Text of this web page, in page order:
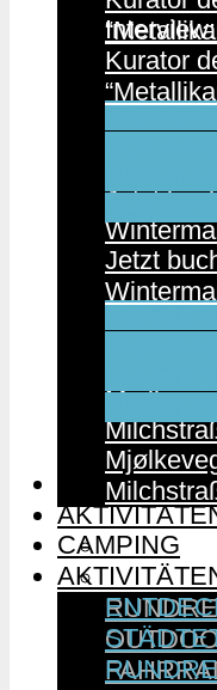
Jetzt
CAMPING
Kurator
Jetzt
CAMPING